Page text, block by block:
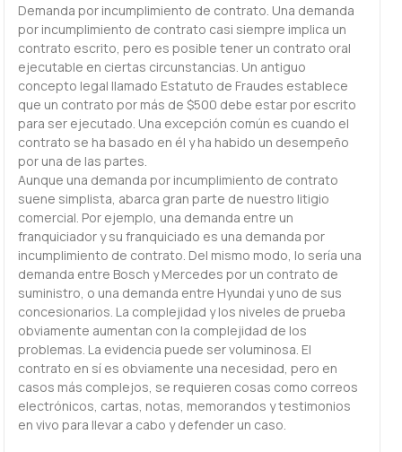
Demanda por incumplimiento de contrato. Una demanda
por incumplimiento de contrato casi siempre implica un
contrato escrito, pero es posible tener un contrato oral
ejecutable en ciertas circunstancias. Un antiguo
concepto legal llamado Estatuto de Fraudes establece
que un contrato por más de $500 debe estar por escrito
para ser ejecutado. Una excepción común es cuando el
contrato se ha basado en él y ha habido un desempeño
por una de las partes.
Aunque una demanda por incumplimiento de contrato
suene simplista, abarca gran parte de nuestro litigio
comercial. Por ejemplo, una demanda entre un
franquiciador y su franquiciado es una demanda por
incumplimiento de contrato. Del mismo modo, lo sería una
demanda entre Bosch y Mercedes por un contrato de
suministro, o una demanda entre Hyundai y uno de sus
concesionarios. La complejidad y los niveles de prueba
obviamente aumentan con la complejidad de los
problemas. La evidencia puede ser voluminosa. El
contrato en sí es obviamente una necesidad, pero en
casos más complejos, se requieren cosas como correos
electrónicos, cartas, notas, memorandos y testimonios
en vivo para llevar a cabo y defender un caso.